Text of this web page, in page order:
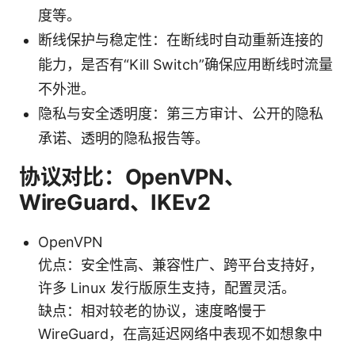
度等。
断线保护与稳定性：在断线时自动重新连接的
能力，是否有“Kill Switch”确保应用断线时流量
不外泄。
隐私与安全透明度：第三方审计、公开的隐私
承诺、透明的隐私报告等。
协议对比：OpenVPN、
WireGuard、IKEv2
OpenVPN
优点：安全性高、兼容性广、跨平台支持好，
许多 Linux 发行版原生支持，配置灵活。
缺点：相对较老的协议，速度略慢于
WireGuard，在高延迟网络中表现不如想象中